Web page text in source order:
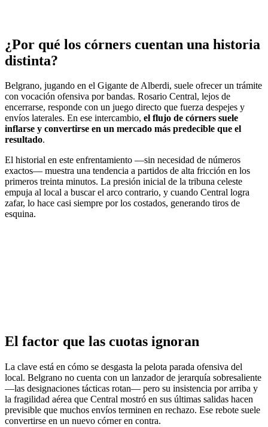
¿Por qué los córners cuentan una historia
distinta?
Belgrano, jugando en el Gigante de Alberdi, suele ofrecer un trámite
con vocación ofensiva por bandas. Rosario Central, lejos de
encerrarse, responde con un juego directo que fuerza despejes y
envíos laterales. En ese intercambio, el flujo de córners suele
inflarse y convertirse en un mercado más predecible que el
resultado.
El historial en este enfrentamiento —sin necesidad de números
exactos— muestra una tendencia a partidos de alta fricción en los
primeros treinta minutos. La presión inicial de la tribuna celeste
empuja al local a buscar el arco contrario, y cuando Central logra
zafar, lo hace casi siempre por los costados, generando tiros de
esquina.
El factor que las cuotas ignoran
La clave está en cómo se desgasta la pelota parada ofensiva del
local. Belgrano no cuenta con un lanzador de jerarquía sobresaliente
—las designaciones tácticas rotan— pero su insistencia por arriba y
la fragilidad aérea que Central mostró en sus últimas salidas hacen
previsible que muchos envíos terminen en rechazo. Ese rebote suele
convertirse en un nuevo córner en contra.